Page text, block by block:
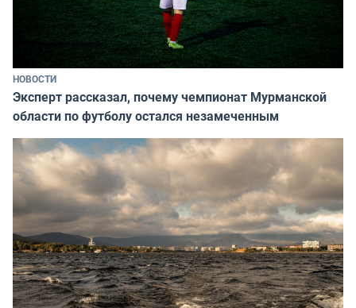
НОВОСТИ
Эксперт рассказал, почему чемпионат Мурманской
области по футболу остался незамеченным